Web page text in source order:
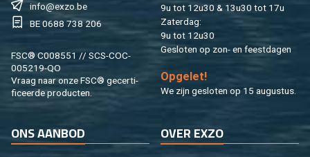
info@​exzo.​be
BE 0688 738 206
FSC® C008551 // SCS-COC-
005219-QO
Vraag naar onze FSC® ge­cer­ti­
fi­ceer­de pro­duc­ten.
9u tot 12u30 & 13u30 tot 17u
Za­ter­dag:
9u tot 12u30
Ge­slo­ten op zon- en feest­da­gen
Op­ge­let!
We zijn ge­slo­ten op 15 au­gus­tus.
ONS AAN­BOD OVER EXZO